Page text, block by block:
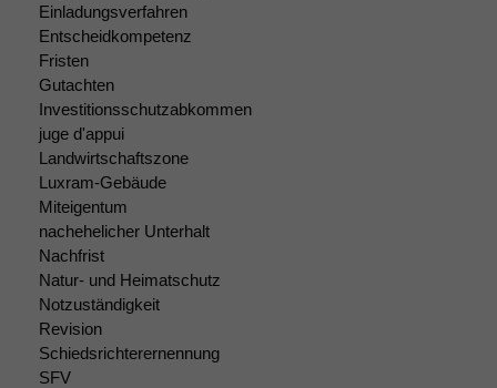
Einladungsverfahren
Entscheidkompetenz
Fristen
Gutachten
Investitionsschutzabkommen
juge d'appui
Landwirtschaftszone
Luxram-Gebäude
Miteigentum
nachehelicher Unterhalt
Nachfrist
Natur- und Heimatschutz
Notzuständigkeit
Revision
Schiedsrichterernennung
SFV